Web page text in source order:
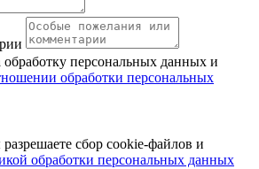
обработку персональных данных и
обработки персональных
сбор cookie-файлов и
обработки персональных данных